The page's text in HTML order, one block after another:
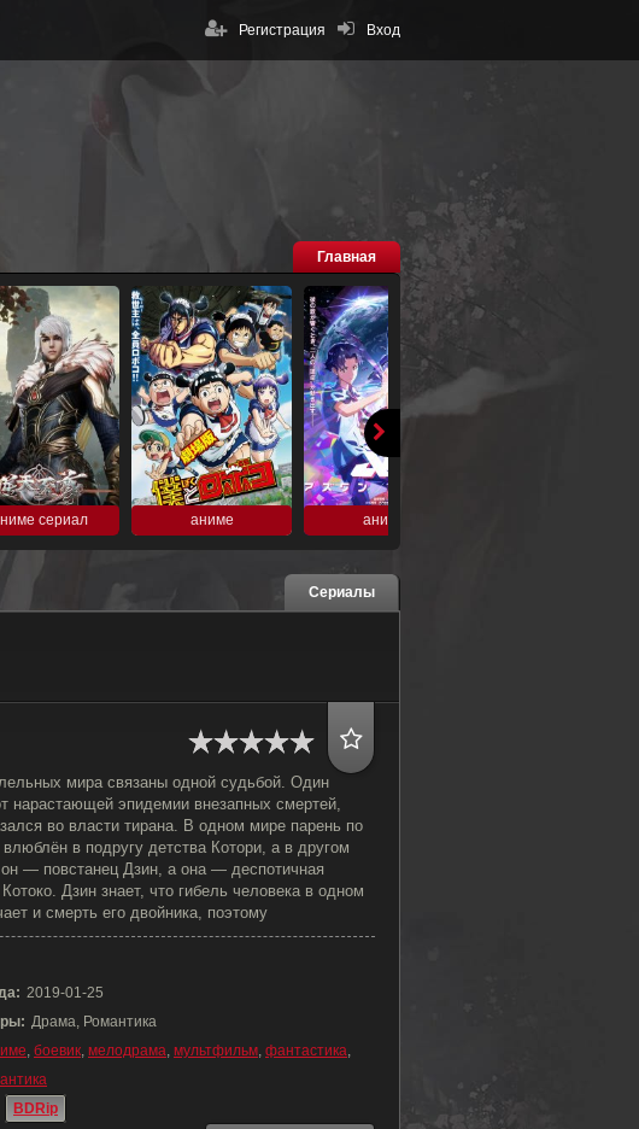
Вход
Регистрация
Главная
сериал аниме аниме
Сериалы
мира связаны одной судьбой. Один
нарастающей эпидемии внезапных смертей,
во власти тирана. В одном мире парень по
в подругу детства Котори, а в другом
он — повстанец Дзин, а она — деспотичная
Дзин знает, что гибель человека в одном
и смерть его двойника, поэтому
2019-01-25
Драма, Романтика
, боевик, мелодрама, мультфильм, фантастика,
BDRip